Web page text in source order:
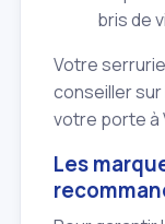
bris de
Votre
conseiller
votre porte à
Les